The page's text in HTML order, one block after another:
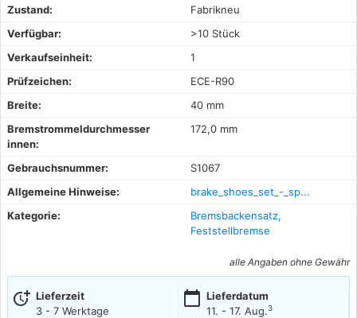
Zustand:
Fabrikneu
Verfügbar:
>10 Stück
Verkaufseinheit:
1
Prüfzeichen:
ECE-R90
Breite:
40 mm
Bremstrommeldurchmesser
innen:
172,0 mm
Gebrauchsnummer:
S1067
Allgemeine Hinweise:
brake_shoes_set_-_sp...
Kategorie:
Bremsbackensatz,
Feststellbremse
alle Angaben ohne Gewähr
more_time Lieferzeit
3 - 7 Werktage
calendar_today Lieferdatum
11. - 17. Aug.3